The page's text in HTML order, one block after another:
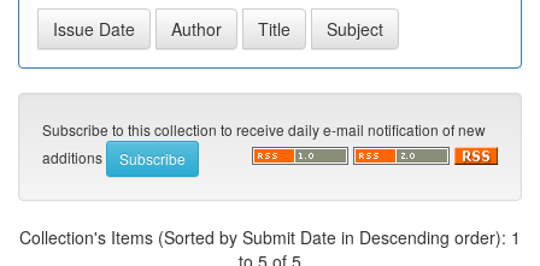
Subscribe to this collection to receive daily e-mail notification of new
additions
Collection's Items (Sorted by Submit Date in Descending order): 1